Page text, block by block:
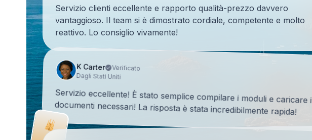
Servizio clienti eccellente e rapporto qualità-prezzo davvero
vantaggioso. Il team si è dimostrato cordiale, competente e molto
reattivo. Lo consiglio vivamente!
K Carter Verificato
Dagli Stati Uniti
Servizio eccellente! È stato semplice compilare i moduli e caricare i
documenti necessari! La risposta è stata incredibilmente rapida!